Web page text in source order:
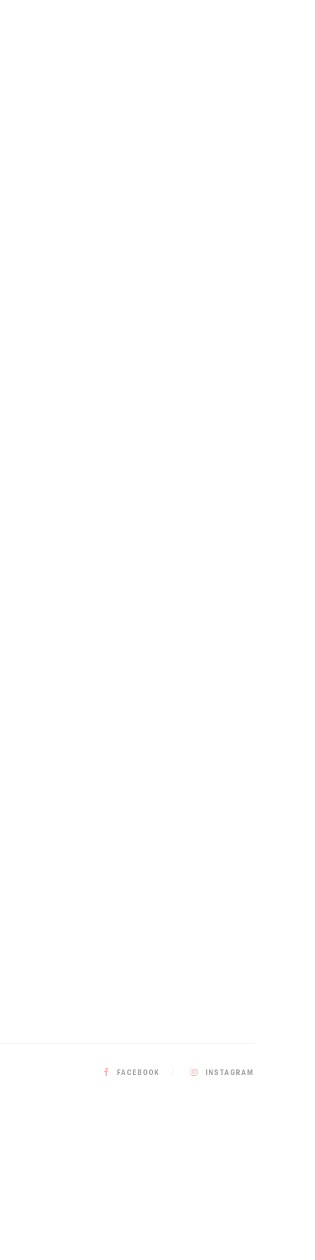
FACEBOOK INSTAGRAM